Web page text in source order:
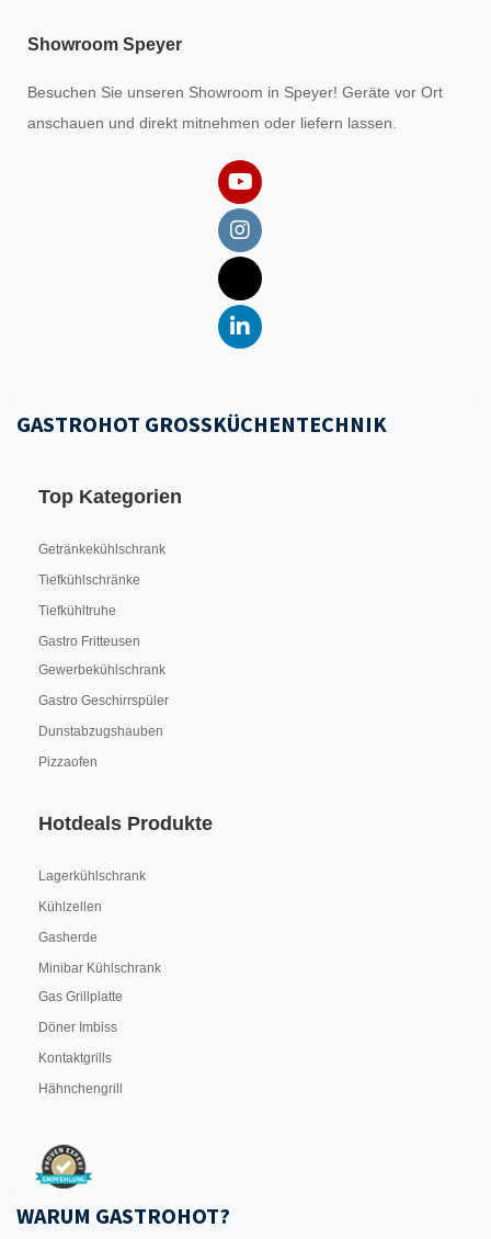
Showroom Speyer
Besuchen Sie unseren Showroom in Speyer! Geräte vor Ort
anschauen und direkt mitnehmen oder liefern lassen.
GASTROHOT GROSSKÜCHENTECHNIK
Top Kategorien
Getränkekühlschrank
Tiefkühlschränke
Tiefkühltruhe
Gastro Fritteusen
Gewerbekühlschrank
Gastro Geschirrspüler
Dunstabzugshauben
Pizzaofen
Hotdeals Produkte
Lagerkühlschrank
Kühlzellen
Gasherde
Minibar Kühlschrank
Gas Grillplatte
Döner Imbiss
Kontaktgrills
Hähnchengrill
WARUM GASTROHOT?